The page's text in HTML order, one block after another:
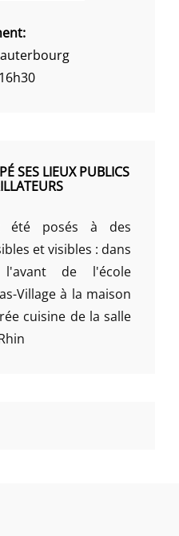
SES LIEUX PUBLICS
été posés à des
et visibles : dans
de l'école
Village à la maison
cuisine de la salle